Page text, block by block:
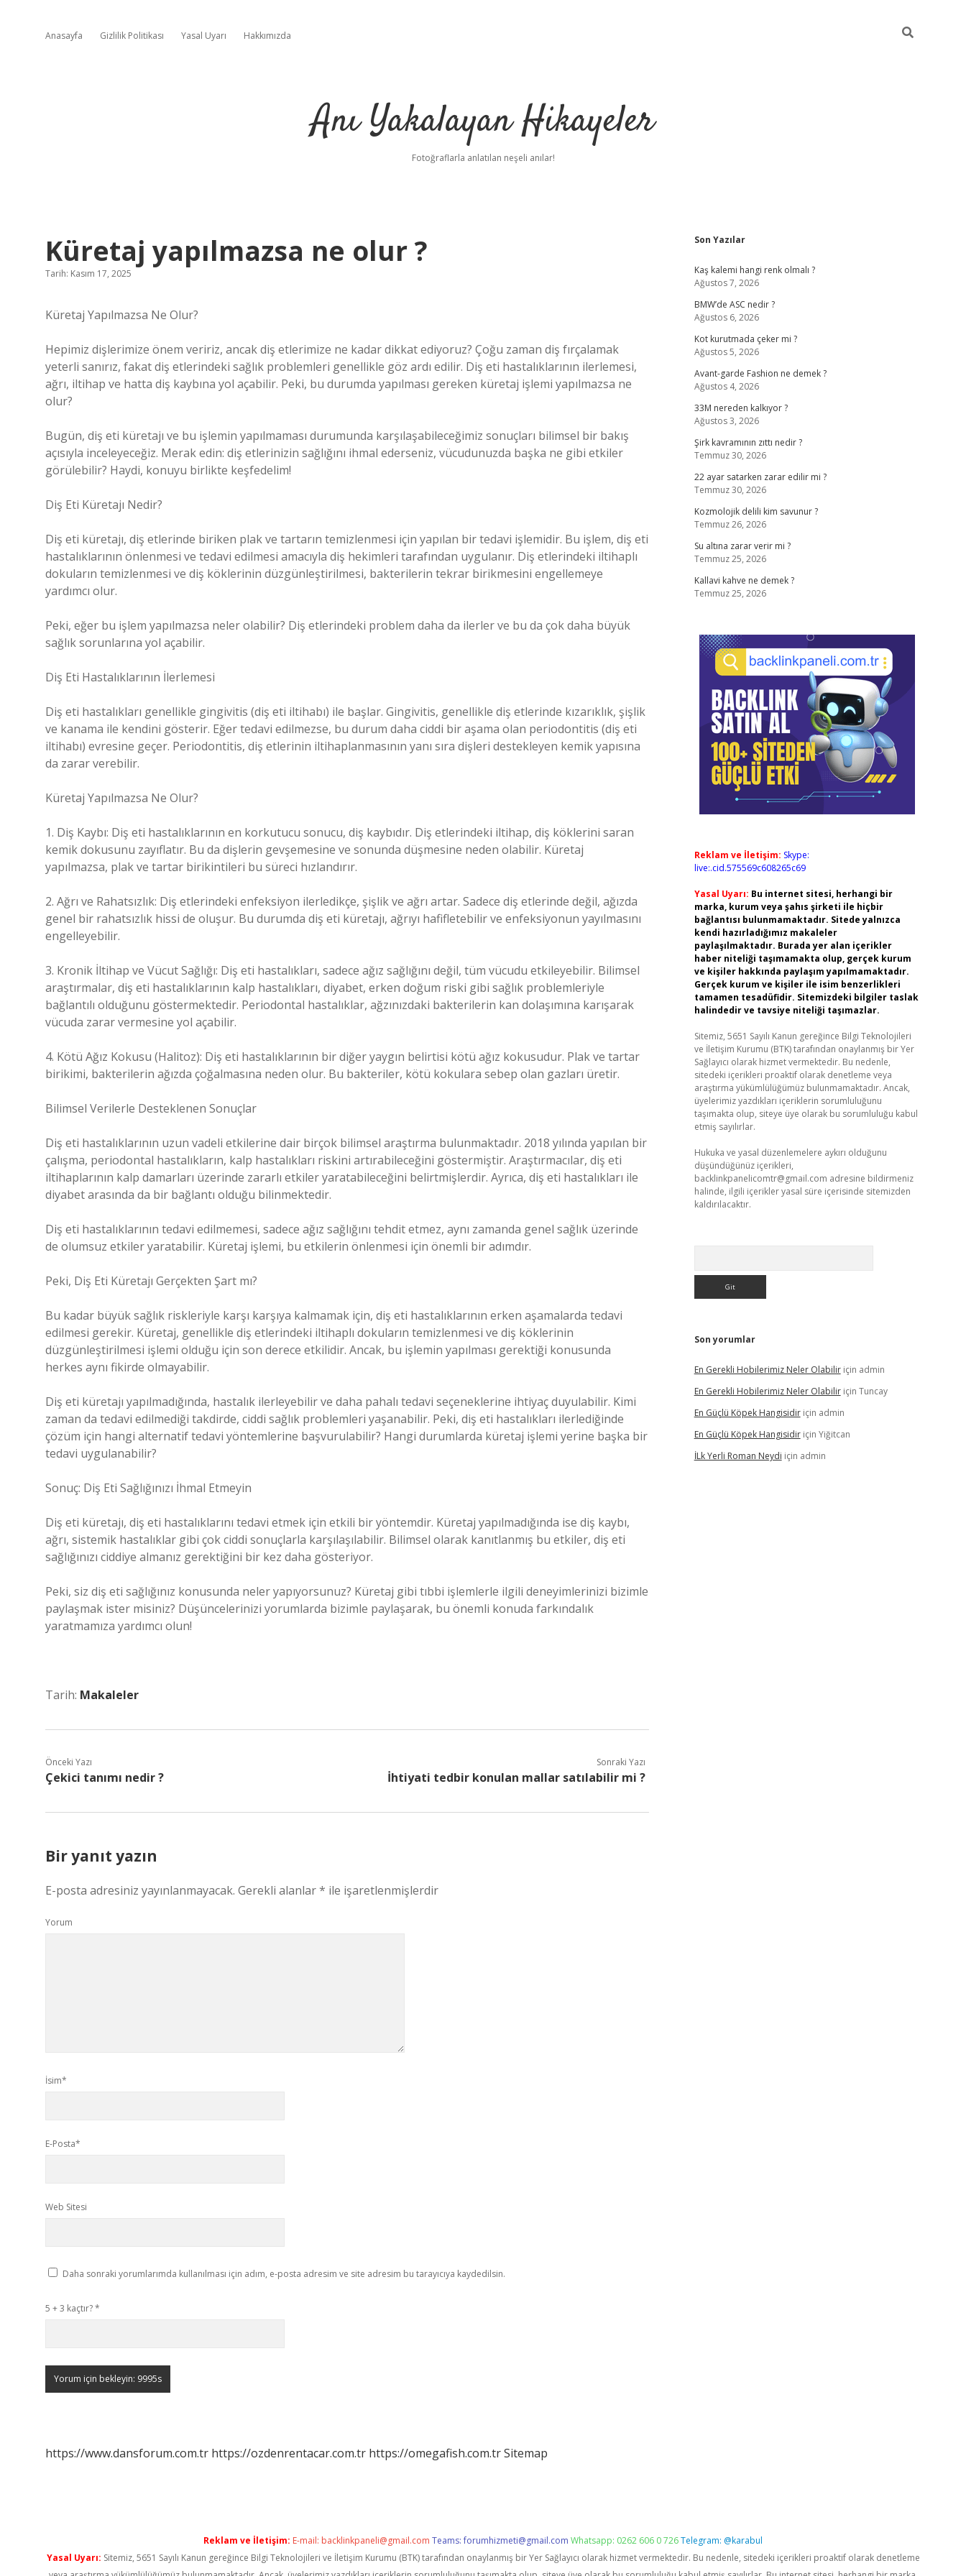
Anasayfa Gizlilik Politikası Yasal Uyarı Hakkımızda
Anı Yakalayan Hikayeler
Fotoğraflarla anlatılan neşeli anılar!
Küretaj yapılmazsa ne olur ?
Tarih: Kasım 17, 2025
Küretaj Yapılmazsa Ne Olur?
Hepimiz dişlerimize önem veririz, ancak diş etlerimize ne kadar dikkat ediyoruz? Çoğu zaman diş fırçalamak
yeterli sanırız, fakat diş etlerindeki sağlık problemleri genellikle göz ardı edilir. Diş eti hastalıklarının ilerlemesi,
ağrı, iltihap ve hatta diş kaybına yol açabilir. Peki, bu durumda yapılması gereken küretaj işlemi yapılmazsa ne
olur?
Bugün, diş eti küretajı ve bu işlemin yapılmaması durumunda karşılaşabileceğimiz sonuçları bilimsel bir bakış
açısıyla inceleyeceğiz. Merak edin: diş etlerinizin sağlığını ihmal ederseniz, vücudunuzda başka ne gibi etkiler
görülebilir? Haydi, konuyu birlikte keşfedelim!
Diş Eti Küretajı Nedir?
Diş eti küretajı, diş etlerinde biriken plak ve tartarın temizlenmesi için yapılan bir tedavi işlemidir. Bu işlem, diş eti
hastalıklarının önlenmesi ve tedavi edilmesi amacıyla diş hekimleri tarafından uygulanır. Diş etlerindeki iltihaplı
dokuların temizlenmesi ve diş köklerinin düzgünleştirilmesi, bakterilerin tekrar birikmesini engellemeye
yardımcı olur.
Peki, eğer bu işlem yapılmazsa neler olabilir? Diş etlerindeki problem daha da ilerler ve bu da çok daha büyük
sağlık sorunlarına yol açabilir.
Diş Eti Hastalıklarının İlerlemesi
Diş eti hastalıkları genellikle gingivitis (diş eti iltihabı) ile başlar. Gingivitis, genellikle diş etlerinde kızarıklık, şişlik
ve kanama ile kendini gösterir. Eğer tedavi edilmezse, bu durum daha ciddi bir aşama olan periodontitis (diş eti
iltihabı) evresine geçer. Periodontitis, diş etlerinin iltihaplanmasının yanı sıra dişleri destekleyen kemik yapısına
da zarar verebilir.
Küretaj Yapılmazsa Ne Olur?
1. Diş Kaybı: Diş eti hastalıklarının en korkutucu sonucu, diş kaybıdır. Diş etlerindeki iltihap, diş köklerini saran
kemik dokusunu zayıflatır. Bu da dişlerin gevşemesine ve sonunda düşmesine neden olabilir. Küretaj
yapılmazsa, plak ve tartar birikintileri bu süreci hızlandırır.
2. Ağrı ve Rahatsızlık: Diş etlerindeki enfeksiyon ilerledikçe, şişlik ve ağrı artar. Sadece diş etlerinde değil, ağızda
genel bir rahatsızlık hissi de oluşur. Bu durumda diş eti küretajı, ağrıyı hafifletebilir ve enfeksiyonun yayılmasını
engelleyebilir.
3. Kronik İltihap ve Vücut Sağlığı: Diş eti hastalıkları, sadece ağız sağlığını değil, tüm vücudu etkileyebilir. Bilimsel
araştırmalar, diş eti hastalıklarının kalp hastalıkları, diyabet, erken doğum riski gibi sağlık problemleriyle
bağlantılı olduğunu göstermektedir. Periodontal hastalıklar, ağzınızdaki bakterilerin kan dolaşımına karışarak
vücuda zarar vermesine yol açabilir.
4. Kötü Ağız Kokusu (Halitoz): Diş eti hastalıklarının bir diğer yaygın belirtisi kötü ağız kokusudur. Plak ve tartar
birikimi, bakterilerin ağızda çoğalmasına neden olur. Bu bakteriler, kötü kokulara sebep olan gazları üretir.
Bilimsel Verilerle Desteklenen Sonuçlar
Diş eti hastalıklarının uzun vadeli etkilerine dair birçok bilimsel araştırma bulunmaktadır. 2018 yılında yapılan bir
çalışma, periodontal hastalıkların, kalp hastalıkları riskini artırabileceğini göstermiştir. Araştırmacılar, diş eti
iltihaplarının kalp damarları üzerinde zararlı etkiler yaratabileceğini belirtmişlerdir. Ayrıca, diş eti hastalıkları ile
diyabet arasında da bir bağlantı olduğu bilinmektedir.
Diş eti hastalıklarının tedavi edilmemesi, sadece ağız sağlığını tehdit etmez, aynı zamanda genel sağlık üzerinde
de olumsuz etkiler yaratabilir. Küretaj işlemi, bu etkilerin önlenmesi için önemli bir adımdır.
Peki, Diş Eti Küretajı Gerçekten Şart mı?
Bu kadar büyük sağlık riskleriyle karşı karşıya kalmamak için, diş eti hastalıklarının erken aşamalarda tedavi
edilmesi gerekir. Küretaj, genellikle diş etlerindeki iltihaplı dokuların temizlenmesi ve diş köklerinin
düzgünleştirilmesi işlemi olduğu için son derece etkilidir. Ancak, bu işlemin yapılması gerektiği konusunda
herkes aynı fikirde olmayabilir.
Diş eti küretajı yapılmadığında, hastalık ilerleyebilir ve daha pahalı tedavi seçeneklerine ihtiyaç duyulabilir. Kimi
zaman da tedavi edilmediği takdirde, ciddi sağlık problemleri yaşanabilir. Peki, diş eti hastalıkları ilerlediğinde
çözüm için hangi alternatif tedavi yöntemlerine başvurulabilir? Hangi durumlarda küretaj işlemi yerine başka bir
tedavi uygulanabilir?
Sonuç: Diş Eti Sağlığınızı İhmal Etmeyin
Diş eti küretajı, diş eti hastalıklarını tedavi etmek için etkili bir yöntemdir. Küretaj yapılmadığında ise diş kaybı,
ağrı, sistemik hastalıklar gibi çok ciddi sonuçlarla karşılaşılabilir. Bilimsel olarak kanıtlanmış bu etkiler, diş eti
sağlığınızı ciddiye almanız gerektiğini bir kez daha gösteriyor.
Peki, siz diş eti sağlığınız konusunda neler yapıyorsunuz? Küretaj gibi tıbbi işlemlerle ilgili deneyimlerinizi bizimle
paylaşmak ister misiniz? Düşüncelerinizi yorumlarda bizimle paylaşarak, bu önemli konuda farkındalık
yaratmamıza yardımcı olun!
Tarih: Makaleler
Önceki Yazı
Çekici tanımı nedir ?
Sonraki Yazı
İhtiyati tedbir konulan mallar satılabilir mi ?
Bir yanıt yazın
E-posta adresiniz yayınlanmayacak. Gerekli alanlar* ile işaretlenmişlerdir
Yorum
İsim*
E-Posta*
Web Sitesi
Daha sonraki yorumlarımda kullanılması için adım, e-posta adresim ve site adresim bu tarayıcıya kaydedilsin.
5 + 3 kaçtır?*
https://www.dansforum.com.tr https://ozdenrentacar.com.tr https://omegafish.com.trSitemap
Sidebar
Son Yazılar
Kaş kalemi hangi renk olmalı ?
Ağustos 7, 2026
BMW’de ASC nedir ?
Ağustos 6, 2026
Kot kurutmada çeker mi ?
Ağustos 5, 2026
Avant-garde Fashion ne demek ?
Ağustos 4, 2026
33M nereden kalkıyor ?
Ağustos 3, 2026
Şirk kavramının zıttı nedir ?
Temmuz 30, 2026
22 ayar satarken zarar edilir mi ?
Temmuz 30, 2026
Kozmolojik delili kim savunur ?
Temmuz 26, 2026
Su altına zarar verir mi ?
Temmuz 25, 2026
Kallavi kahve ne demek ?
Temmuz 25, 2026
Reklam ve İletişim: Skype:
live:.cid.575569c608265c69
Yasal Uyarı: Bu internet sitesi, herhangi bir
marka, kurum veya şahıs şirketi ile hiçbir
bağlantısı bulunmamaktadır. Sitede yalnızca
kendi hazırladığımız makaleler
paylaşılmaktadır. Burada yer alan içerikler
haber niteliği taşımamakta olup, gerçek kurum
ve kişiler hakkında paylaşım yapılmamaktadır.
Gerçek kurum ve kişiler ile isim benzerlikleri
tamamen tesadüfidir. Sitemizdeki bilgiler taslak
halindedir ve tavsiye niteliği taşımazlar.
Sitemiz, 5651 Sayılı Kanun gereğince Bilgi Teknolojileri
ve İletişim Kurumu (BTK) tarafından onaylanmış bir Yer
Sağlayıcı olarak hizmet vermektedir. Bu nedenle,
sitedeki içerikleri proaktif olarak denetleme veya
araştırma yükümlülüğümüz bulunmamaktadır. Ancak,
üyelerimiz yazdıkları içeriklerin sorumluluğunu
taşımakta olup, siteye üye olarak bu sorumluluğu kabul
etmiş sayılırlar.
Hukuka ve yasal düzenlemelere aykırı olduğunu
düşündüğünüz içerikleri,
backlinkpanelicomtr@gmail.com adresine bildirmeniz
halinde, ilgili içerikler yasal süre içerisinde sitemizden
kaldırılacaktır.
Son yorumlar
En Gerekli Hobilerimiz Neler Olabiliriçin admin
En Gerekli Hobilerimiz Neler Olabiliriçin Tuncay
En Güçlü Köpek Hangisidiriçin admin
En Güçlü Köpek Hangisidiriçin Yiğitcan
İLk Yerli Roman Neydi için admin
Reklam ve İletişim: E-mail: backlinkpaneli@gmail.com Teams:forumhizmeti@gmail.com Whatsapp: 0262 606 0 726Telegram: @karabul
Yasal Uyarı: Sitemiz, 5651 Sayılı Kanun gereğince Bilgi Teknolojileri ve İletişim Kurumu (BTK) tarafından onaylanmış bir Yer Sağlayıcı olarak hizmet vermektedir. Bu nedenle, sitedeki içerikleri proaktif olarak denetleme